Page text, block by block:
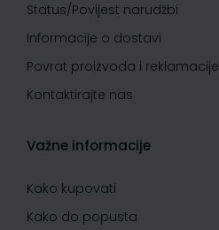
Status/Povijest narudžbi
Informacije o dostavi
Povrat proizvoda i reklamacije
Kontaktirajte nas
Važne informacije
Kako kupovati
Kako do popusta